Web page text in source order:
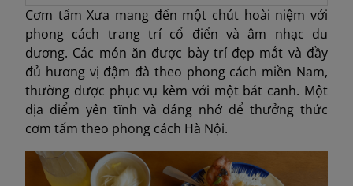
Cơm tấm Xưa mang đến một chút hoài niệm với
phong cách trang trí cổ điển và âm nhạc du
dương. Các món ăn được bày trí đẹp mắt và đầy
đủ hương vị đậm đà theo phong cách miền Nam,
thường được phục vụ kèm với một bát canh. Một
địa điểm yên tĩnh và đáng nhớ để thưởng thức
cơm tấm theo phong cách Hà Nội.